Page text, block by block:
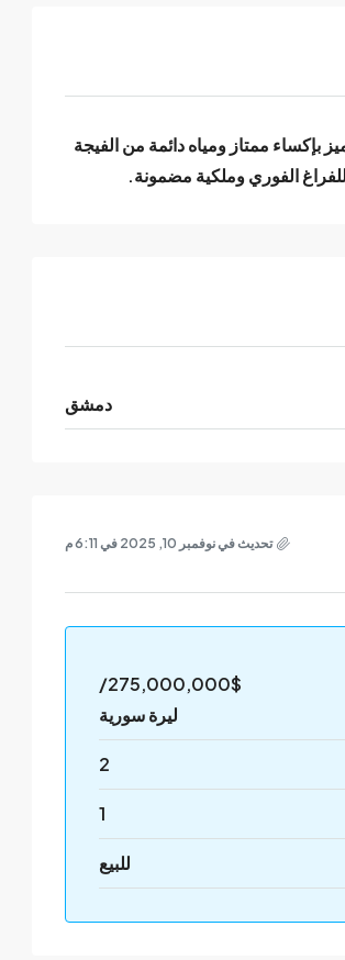
شرقية جميلة. تتميز بإكساء ممتاز ومياه دائمة من الفيجة
الفوري وملكية مضمونة.
دمشق
تحديث في نوفمبر 10, 2025 في 6:11 م
275,000,000$/
ليرة سورية
2
1
للبيع